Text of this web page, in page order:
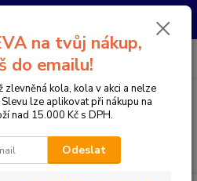
prodejně si prosím zavolejte dopředu.
Menu
CZK
na tvůj nákup,
do emailu!
zlevněná kola, kola v akci a nelze
lze aplikovat při nákupu na
nad 15.000 Kč s DPH.
Odeslat